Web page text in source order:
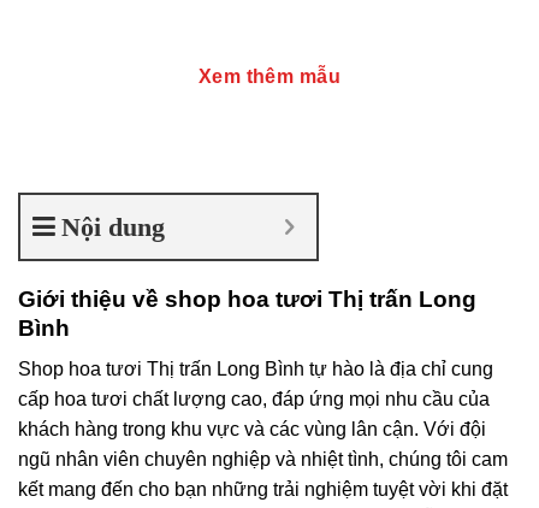
Xem thêm mẫu
Nội dung
Giới thiệu về shop hoa tươi Thị trấn Long
Bình
Shop hoa tươi Thị trấn Long Bình tự hào là địa chỉ cung
cấp hoa tươi chất lượng cao, đáp ứng mọi nhu cầu của
khách hàng trong khu vực và các vùng lân cận. Với đội
ngũ nhân viên chuyên nghiệp và nhiệt tình, chúng tôi cam
kết mang đến cho bạn những trải nghiệm tuyệt vời khi đặt